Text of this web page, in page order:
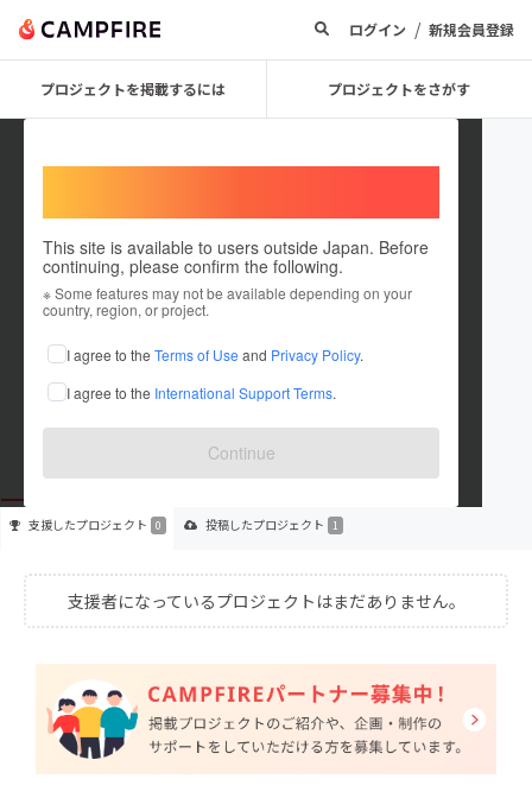
ログイン / 新規会員登録
プロジェクトを掲載するには プロジェクトをさがす
This site is available to users outside Japan. Before
continuing, please confirm the following.
※ Some features may not be available depending on your
country, region, or project.
I agree to the Terms of Use and Privacy Policy.
I agree to the International Support Terms.
Continue
hoge_team
これまでに1件のプロジェクトを投稿しています
在住国：日本 現在地：京都府
出身国：日本 出身地：未設定
支援したプロジェクト 0 投稿したプロジェクト 1
支援者になっているプロジェクトはまだありません。